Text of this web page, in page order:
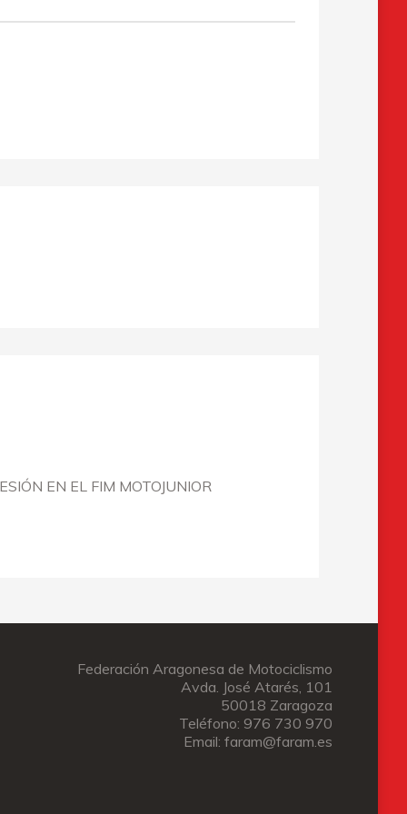
EN EL FIM MOTOJUNIOR
Federación Aragonesa de Motociclismo
Avda. José Atarés, 101
50018 Zaragoza
Teléfono: 976 730 970
Email: faram@faram.es